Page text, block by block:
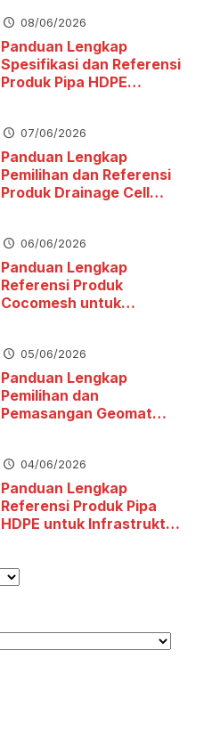
08/06/2026
Panduan Lengkap
Spesifikasi dan Referensi
Produk Pipa HDPE
07/06/2026
Panduan Lengkap
Pemilihan dan Referensi
Produk Drainage Cell
06/06/2026
Panduan Lengkap
Referensi Produk
Cocomesh untuk
05/06/2026
Panduan Lengkap
Pemilihan dan
Pemasangan Geomat
04/06/2026
Panduan Lengkap
Referensi Produk Pipa
HDPE untuk Infrastruktur